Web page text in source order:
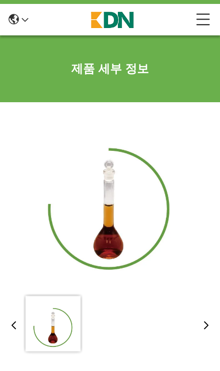
제품 세부 정보